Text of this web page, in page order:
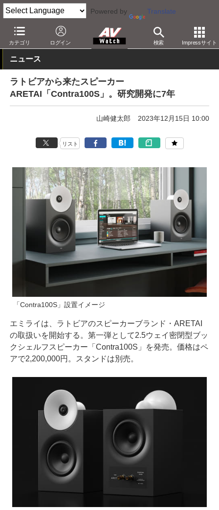
Powered by Translate
カテゴリ ログイン 検索 Impressサイト
AV Watch 製品 オーディオスピーカー
ニュース
ラトビアから来たスピーカー
ARETAI「Contra100S」。研究開発に7年
山崎健太郎 2023年12月15日 10:00
リスト
「Contra100S」設置イメージ
エミライは、ラトビアのスピーカーブランド・ARETAI
の取扱いを開始する。第一弾として2.5ウェイ密閉型ブッ
クシェルフスピーカー「Contra100S」を発売。価格はペ
アで2,200,000円。スタンドは別売。